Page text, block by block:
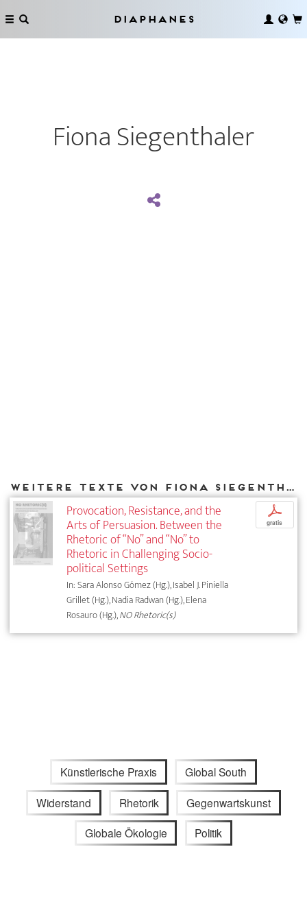
Diaphanes
Fiona Siegenthaler
Weitere Texte von Fiona Siegenthaler bei DIAPHANES
Provocation, Resistance, and the
Arts of Persuasion. Between the
Rhetoric of “No” and “No” to
Rhetoric in Challenging Socio-
political Settings
In: Sara Alonso Gómez (Hg.), Isabel J. Piniella
Grillet (Hg.), Nadia Radwan (Hg.), Elena
Rosauro (Hg.),NO Rhetoric(s)
p
gratis
Künstlerische Praxis Global South
Widerstand Rhetorik Gegenwartskunst
Globale Ökologie Politik